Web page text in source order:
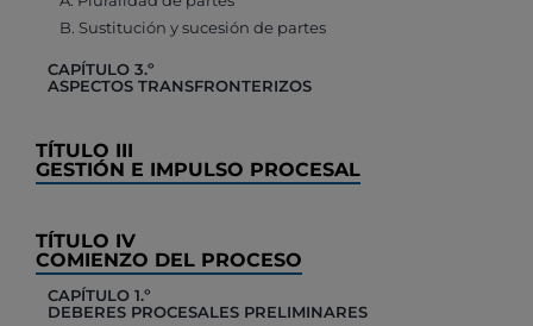
B. Sustitución y sucesión de partes
CAPÍTULO 3.º
ASPECTOS TRANSFRONTERIZOS
TÍTULO III
GESTIÓN E IMPULSO PROCESAL
TÍTULO IV
COMIENZO DEL PROCESO
CAPÍTULO 1.º
DEBERES PROCESALES PRELIMINARES